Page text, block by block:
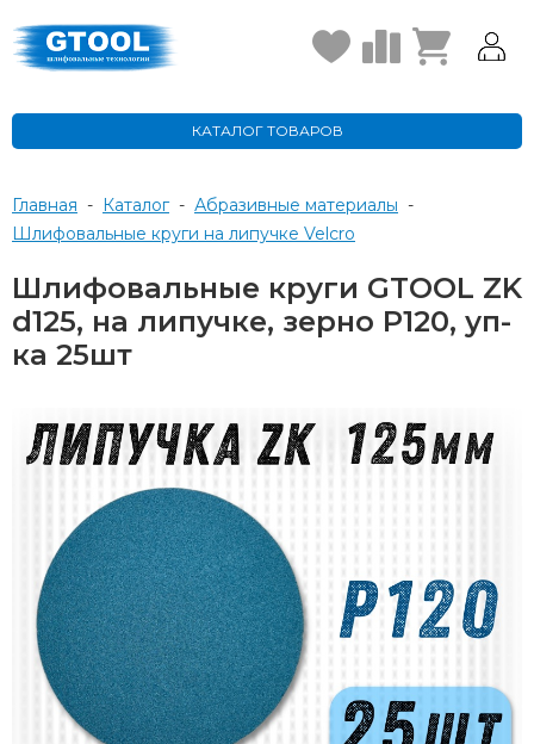
КАТАЛОГ ТОВАРОВ
Главная - Каталог - Абразивные материалы -
Шлифовальные круги на липучке Velcro
Шлифовальные круги GTOOL ZK
d125, на липучке, зерно P120, уп-
ка 25шт